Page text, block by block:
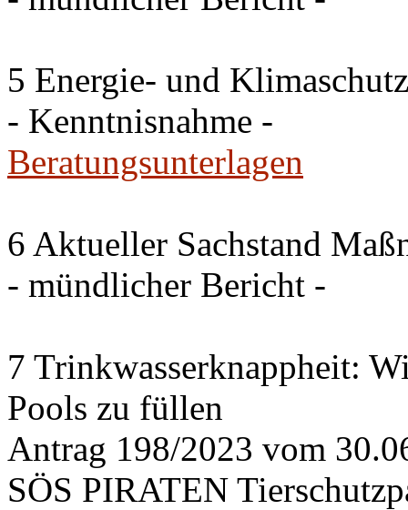
5 Energie- und
- Kenntnisnahme -
Beratungsunterlagen
6 Aktueller Sachstand
- mündlicher Bericht -
7 Trinkwasserknappheit:
Pools zu füllen
Antrag 198/2023 vom
SÖS PIRATEN